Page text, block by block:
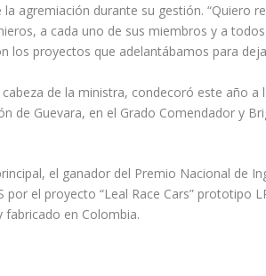
agremiación durante su gestión. “Quiero
a cada uno de sus miembros y a
los proyectos que adelantábamos para
de la ministra, condecoró este año
de Guevara, en el Grado Comendador y
el ganador del Premio Nacional de
por el proyecto “Leal Race Cars” prototipo
fabricado en Colombia.